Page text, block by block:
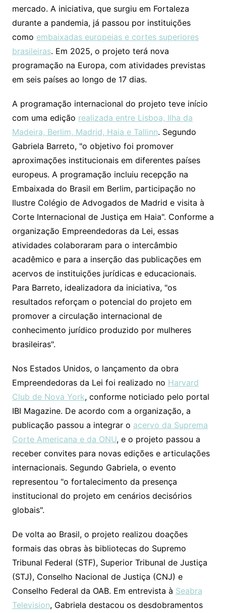
mercado. A iniciativa, que surgiu em Fortaleza
durante a pandemia, já passou por instituições
como embaixadas europeias e cortes superiores
brasileiras. Em 2025, o projeto terá nova
programação na Europa, com atividades previstas
em seis países ao longo de 17 dias.
A programação internacional do projeto teve início
com uma edição realizada entre Lisboa, Ilha da
Madeira, Berlim, Madrid, Haia e Tallinn. Segundo
Gabriela Barreto, "o objetivo foi promover
aproximações institucionais em diferentes países
europeus. A programação incluiu recepção na
Embaixada do Brasil em Berlim, participação no
Ilustre Colégio de Advogados de Madrid e visita à
Corte Internacional de Justiça em Haia". Conforme a
organização Empreendedoras da Lei, essas
atividades colaboraram para o intercâmbio
acadêmico e para a inserção das publicações em
acervos de instituições jurídicas e educacionais.
Para Barreto, idealizadora da iniciativa, "os
resultados reforçam o potencial do projeto em
promover a circulação internacional de
conhecimento jurídico produzido por mulheres
brasileiras".
Nos Estados Unidos, o lançamento da obra
Empreendedoras da Lei foi realizado no Harvard
Club de Nova York, conforme noticiado pelo portal
IBI Magazine. De acordo com a organização, a
publicação passou a integrar o acervo da Suprema
Corte Americana e da ONU, e o projeto passou a
receber convites para novas edições e articulações
internacionais. Segundo Gabriela, o evento
representou "o fortalecimento da presença
institucional do projeto em cenários decisórios
globais".
De volta ao Brasil, o projeto realizou doações
formais das obras às bibliotecas do Supremo
Tribunal Federal (STF), Superior Tribunal de Justiça
(STJ), Conselho Nacional de Justiça (CNJ) e
Conselho Federal da OAB. Em entrevista à Seabra
Television, Gabriela destacou os desdobramentos